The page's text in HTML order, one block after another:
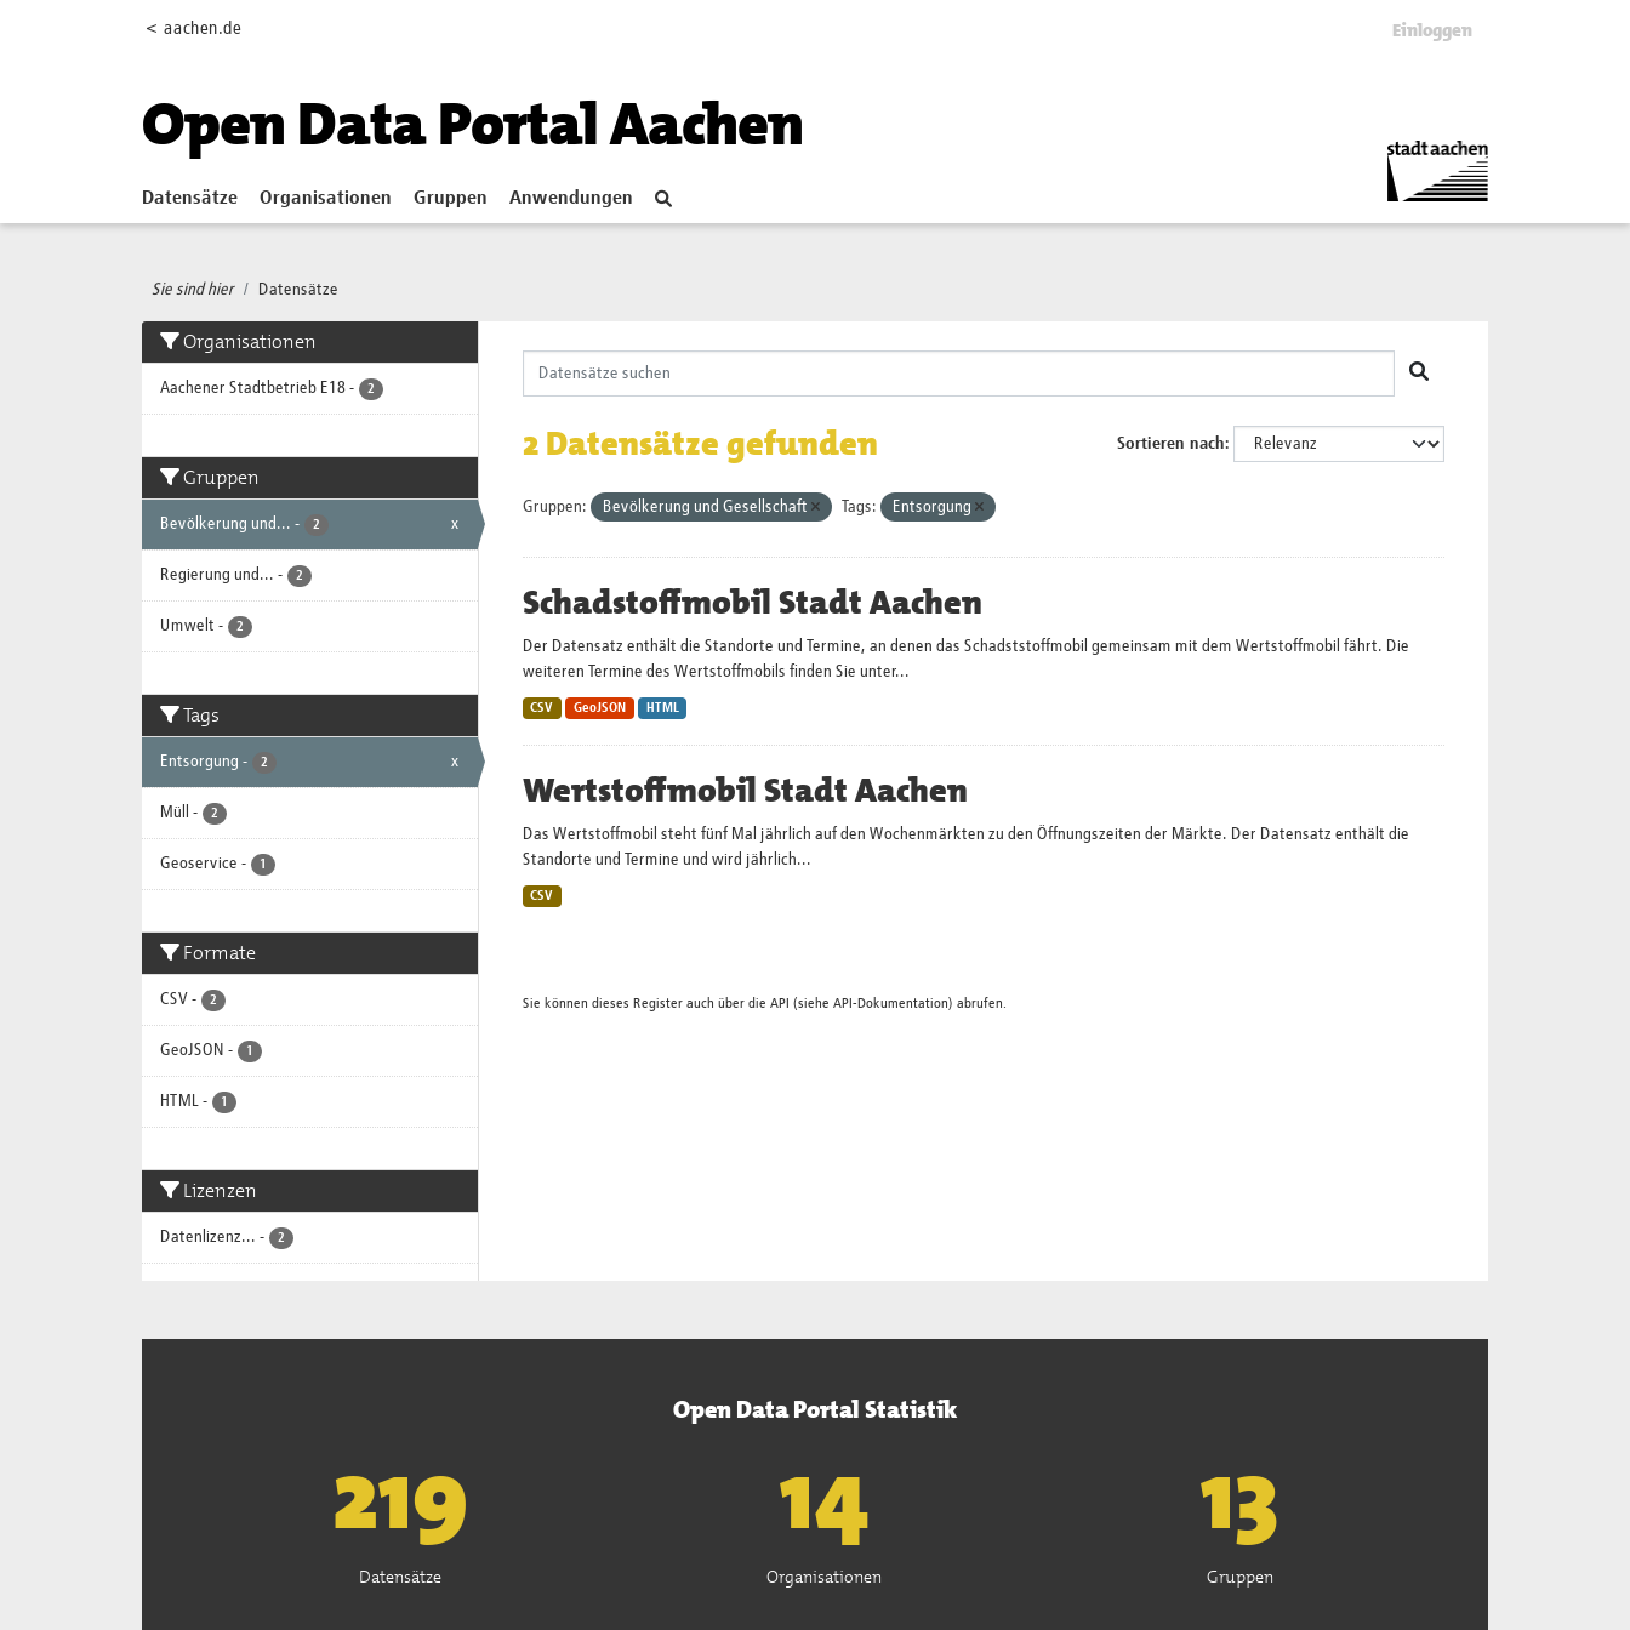
< aachen.de Einloggen
Open Data Portal Aachen
Datensätze Organisationen Gruppen Anwendungen
Sie sind hier Datensätze
Organisationen
Aachener Stadtbetrieb E18 - 2
Gruppen
Bevölkerung und... - 2 x
Regierung und... - 2
Umwelt - 2
Tags
Entsorgung - 2 x
Müll - 2
Geoservice - 1
Formate
CSV - 2
GeoJSON - 1
HTML - 1
Lizenzen
Datenlizenz... - 2
Sortieren nach
2 Datensätze gefunden
Gruppen: Bevölkerung und Gesellschaft Tags: Entsorgung
Schadstoffmobil Stadt Aachen
Der Datensatz enthält die Standorte und Termine, an denen das Schadststoffmobil gemeinsam mit dem Wertstoffmobil fährt. Die
weiteren Termine des Wertstoffmobils finden Sie unter...
CSV GeoJSON HTML
Wertstoffmobil Stadt Aachen
Das Wertstoffmobil steht fünf Mal jährlich auf den Wochenmärkten zu den Öffnungszeiten der Märkte. Der Datensatz enthält die
Standorte und Termine und wird jährlich...
CSV
Sie können dieses Register auch über die API (siehe API-Dokumentation) abrufen.
Open Data Portal Statistik
222
Datensätze
15
Organisationen
13
Gruppen